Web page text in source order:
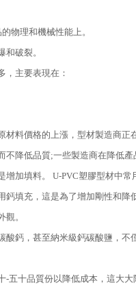
物理和機械性能上。
破裂。
，主要表現在：
材料價格的上漲，型材製造商正
不降低品質;一些製造商在降低
增加填料。 U-PVC塑膠型材中常
鈣填充，這是為了增加剛性和
觀。
酸鈣，甚至納米級鈣碳酸鹽，
-五十品質份以降低成本，這大